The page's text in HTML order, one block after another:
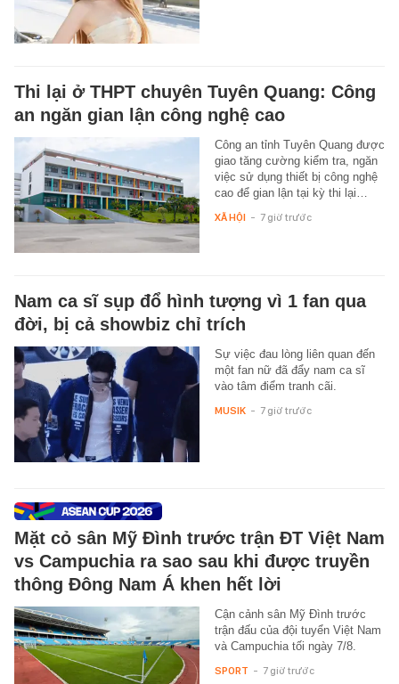
Thi lại ở THPT chuyên Tuyên Quang: Công
an ngăn gian lận công nghệ cao
Công an tỉnh Tuyên Quang được
giao tăng cường kiểm tra, ngăn
việc sử dụng thiết bị công nghệ
cao để gian lận tại kỳ thi lại…
XÃ HỘI - 7 giờ trước
Nam ca sĩ sụp đổ hình tượng vì 1 fan qua
đời, bị cả showbiz chỉ trích
Sự việc đau lòng liên quan đến
một fan nữ đã đẩy nam ca sĩ
vào tâm điểm tranh cãi.
MUSIK - 7 giờ trước
Mặt cỏ sân Mỹ Đình trước trận ĐT Việt Nam
vs Campuchia ra sao sau khi được truyền
thông Đông Nam Á khen hết lời
Cận cảnh sân Mỹ Đình trước
trận đấu của đội tuyển Việt Nam
và Campuchia tối ngày 7/8.
SPORT - 7 giờ trước